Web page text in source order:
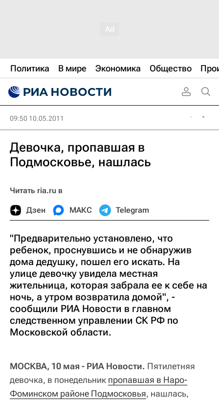
Политика В мире Экономика Общество
09:50 10.05.2011
Девочка, пропавшая в
Подмосковье, нашлась
Читать ria.ru в
Дзен МАКС Telegram
"Предварительно установлено, что
ребенок, проснувшись и не обнаружив
дома дедушку, пошел его искать. На
улице девочку увидела местная
жительница, которая забрала ее к себе на
ночь, а утром возвратила домой", -
сообщили РИА Новости в главном
следственном управлении СК РФ по
Московской области.
МОСКВА, 10 мая - РИА Новости. Пятилетняя
девочка, в понедельник пропавшая в Наро-
Фоминском районе Подмосковья, нашлась,